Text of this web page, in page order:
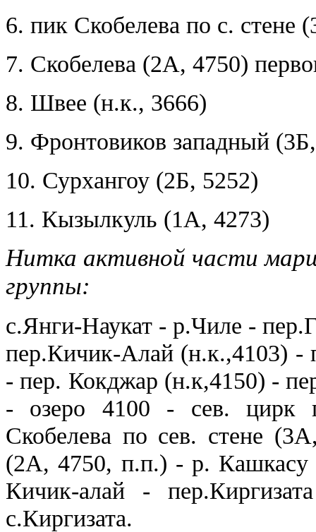
6. пик Скобелева по с. стене
7. Скобелева (2А, 4750)
8. Швее (н.к., 3666)
9. Фронтовиков западный
10. Сурхангоу (2Б, 5252)
11. Кызылкуль (1А, 4273)
Нитка активной части
группы:
с.Янги-Наукат - р.Чиле -
пер.Кичик-Алай (н.к.,4103)
- пер. Кокджар (н.к,4150) -
- озеро 4100 - сев. цирк
Скобелева по сев. стене
(2А, 4750, п.п.) - р.
Кичик-алай -
с.Киргизата.